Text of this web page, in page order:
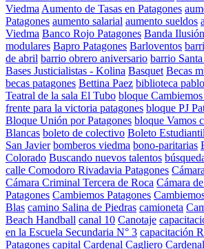
Viedma Aumento de Tasas en Patagones
Patagones aumento salarial aumento sueldos
Viedma Banco Rojo Patagones Banda Ilusión
modulares Bapro Patagones Barloventos
de abril barrio obrero aniversario barrio
Bases Justicialistas - Kolina Basquet Becas
becas patagones Bettina Paez biblioteca
Teatral de la sala El Tubo bloque Cambiemos
frente para la victoria patagones bloque PJ
Bloque Unión por Patagones bloque Vamos
Blancas boleto de colectivo Boleto
San Javier bomberos viedma bono-paritarias
Colorado Buscando nuevos talentos
calle Comodoro Rivadavia Patagones
Cámara Criminal Tercera de Roca Cámara
Patagones Cambiemos Patagones
Blas camino Salina de Piedras camioneta
Beach Handball canal 10 Canotaje
en la Escuela Secundaria N° 3 capacitación
Patagones capital Cardenal Cagliero